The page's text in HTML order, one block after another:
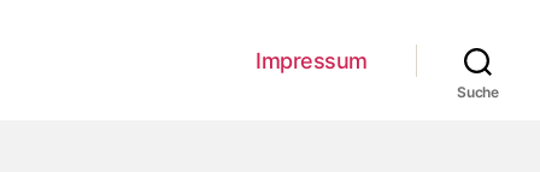
Impressum
Suche